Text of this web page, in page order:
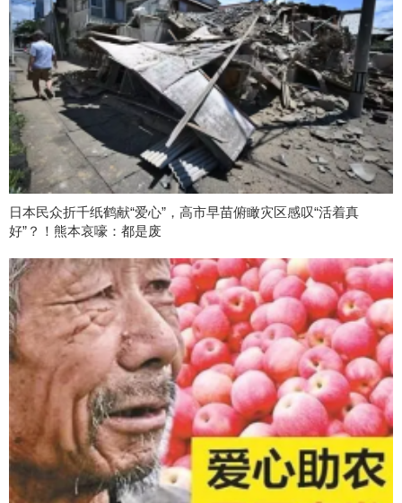
日本民众折千纸鹤献“爱心”，高市早苗俯瞰灾区感叹“活着真
好”？！熊本哀嚎：都是废